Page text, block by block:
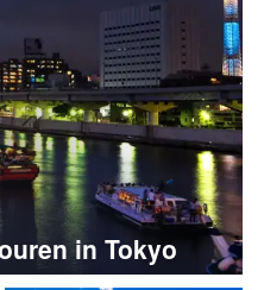
in Tokyo